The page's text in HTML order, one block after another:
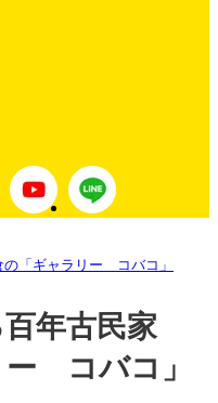
「ギャラリー コバコ」
百年古民家
コバコ」